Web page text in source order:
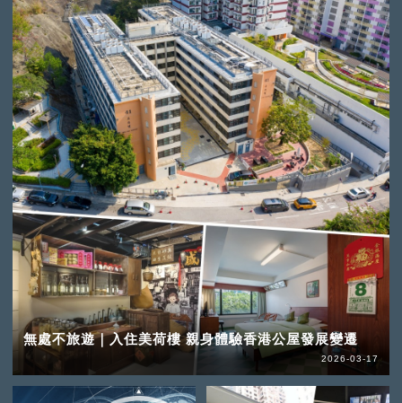
無處不旅遊｜入住美荷樓 親身體驗香港公屋發展變遷
2026-03-17